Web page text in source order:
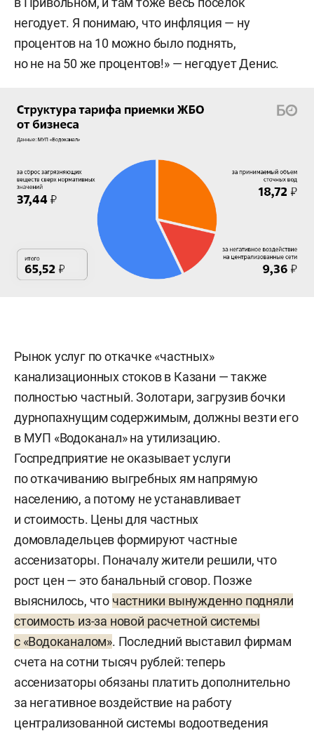
негодует. Я понимаю, что инфляция — ну
процентов на 10 можно было поднять,
но не на 50 же процентов!» — негодует Денис.
Рынок услуг по откачке «частных»
канализационных стоков в Казани — также
полностью частный. Золотари, загрузив бочки
дурнопахнущим содержимым, должны везти его
в МУП «Водоканал» на утилизацию.
Госпредприятие не оказывает услуги
по откачиванию выгребных ям напрямую
населению, а потому не устанавливает
и стоимость. Цены для частных
домовладельцев формируют частные
ассенизаторы. Поначалу жители решили, что
рост цен — это банальный сговор. Позже
выяснилось, что частники вынужденно подняли
стоимость из-за новой расчетной системы
с «Водоканалом». Последний выставил фирмам
счета на сотни тысяч рублей: теперь
ассенизаторы обязаны платить дополнительно
за негативное воздействие на работу
централизованной системы водоотведения